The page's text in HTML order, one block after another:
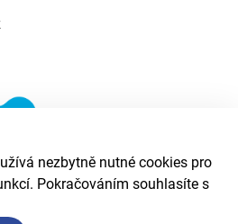
nezbytně nutné cookies pro
Pokračováním souhlasíte s